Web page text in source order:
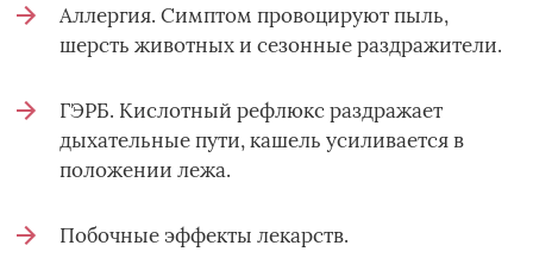
Аллергия. Симптом провоцируют пыль,
шерсть животных и сезонные раздражители.
ГЭРБ. Кислотный рефлюкс раздражает
дыхательные пути, кашель усиливается в
положении лежа.
Побочные эффекты лекарств.